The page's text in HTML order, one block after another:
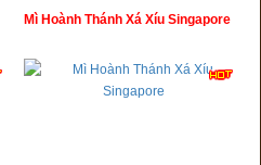
Mì Hoành Thánh Xá Xíu Singapore